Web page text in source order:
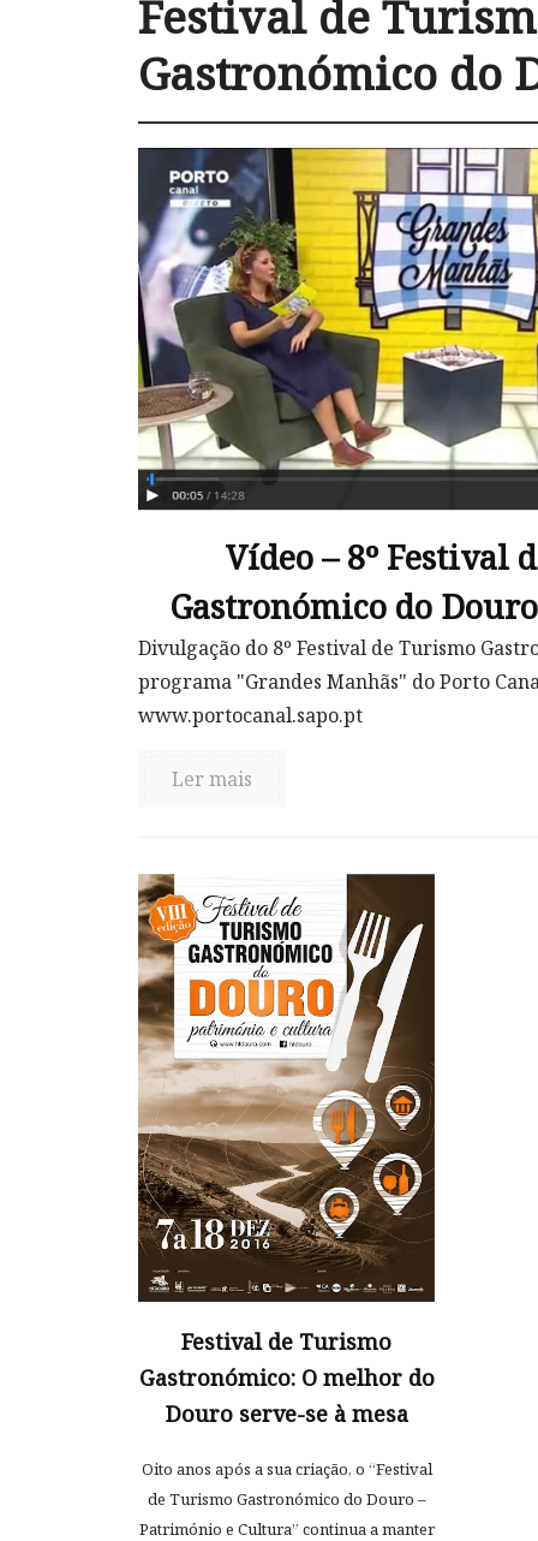
Festival de
Gastronómico do
Vídeo – 8º Festival
Gastronómico do
Divulgação do 8º Festival de Turismo
programa "Grandes Manhãs" do Porto
www.portocanal.sapo.pt
Ler mais
Festival de Turismo
Gastronómico: O melhor do
Douro serve-se à mesa
Oito anos após a sua criação, o “Festival
de Turismo Gastronómico do Douro –
Património e Cultura” continua a manter